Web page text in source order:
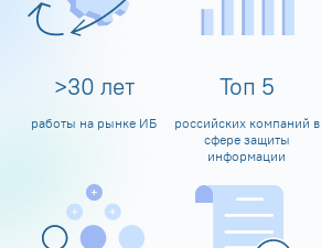
>30 лет
работы на рынке ИБ
Топ 5
российских компаний в
сфере защиты
информации